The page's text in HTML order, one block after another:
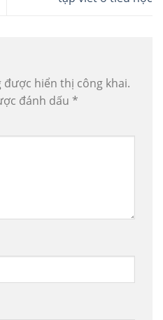
được hiển thị công khai.
đánh dấu *